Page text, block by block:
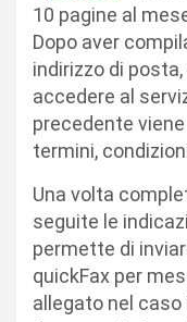
10 pagine al
Dopo aver
indirizzo di
accedere al
precedente
termini,
Una volta
seguite le
permette di
quickFax per
allegato nel caso